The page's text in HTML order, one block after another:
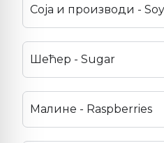
Соја и производи -
Шећер - Sugar
Малине - Raspberries